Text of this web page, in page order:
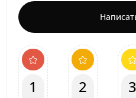
1 2 3